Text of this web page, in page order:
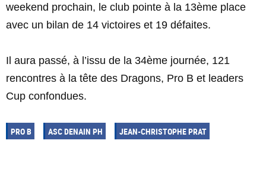
weekend prochain, le club pointe à la 13ème place
avec un bilan de 14 victoires et 19 défaites.
Il aura passé, à l’issu de la 34ème journée, 121
rencontres à la tête des Dragons, Pro B et leaders
Cup confondues.
PRO B ASC DENAIN PH JEAN-CHRISTOPHE PRAT